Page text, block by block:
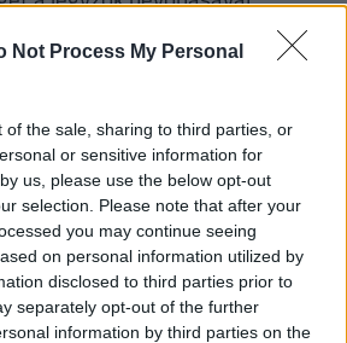
Not Process My Personal
of the sale, sharing to third parties, or
or sensitive information for
us, please use the below opt-out
selection. Please note that after your
you may continue seeing
on personal information utilized by
disclosed to third parties prior to
separately opt-out of the further
information by third parties on the
számít (egyszerre
a támogatás):
, elektromos-, gáz-
bevezetése, illetve belső
illetve WC létesítése olyan
nem rendelkezik ilyen